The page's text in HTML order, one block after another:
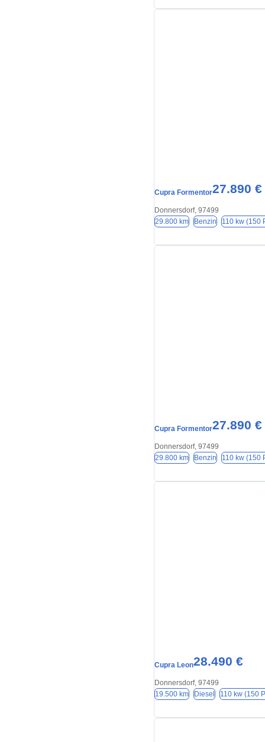
Cupra Formentor27.890 €
Donnersdorf, 97499
29.800 km
Benzin 110 kw (150
Cupra Formentor27.890 €
Donnersdorf, 97499
29.800 km
Benzin 110 kw (150
Cupra Leon28.490 €
Donnersdorf, 97499
19.500 km
Diesel 110 kw (150